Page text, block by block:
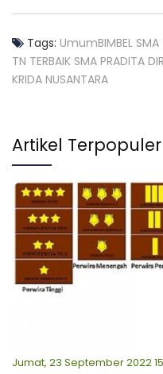
Tags: UmumBIMBEL
TN TERBAIK SMA PRADITA
KRIDA NUSANTARA
Artikel Terpopuler
Jumat, 23 September 2022